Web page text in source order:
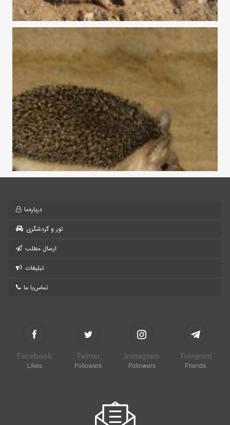
درباره‌ما
تور و گردشگری
ارسال مطلب
تبلیغات
تماس‌با ما
Facebook
Likes
Twitter
Followers
Instagram
Followers
Telegram
Friends